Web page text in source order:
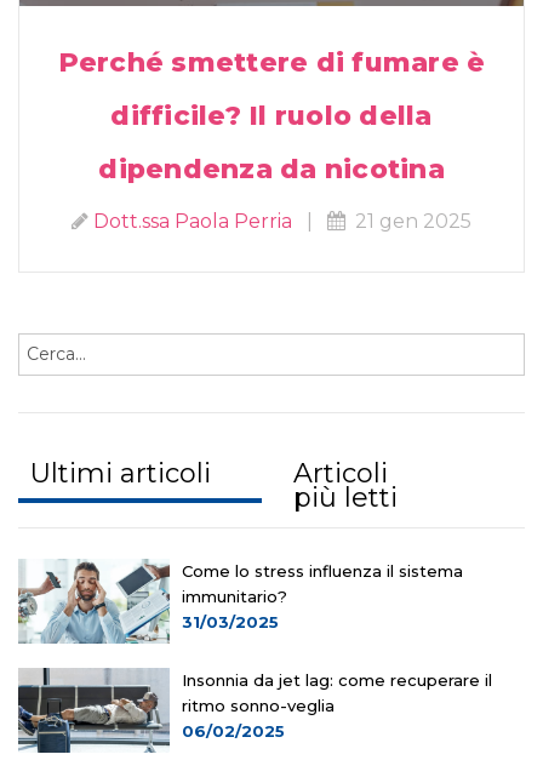
Perché smettere di fumare è
difficile? Il ruolo della
dipendenza da nicotina
Dott.ssa Paola Perria 21 gen 2025
Ultimi articoli Articoli
più letti
Come lo stress influenza il sistema
immunitario?
31/03/2025
Insonnia da jet lag: come recuperare il
ritmo sonno-veglia
06/02/2025